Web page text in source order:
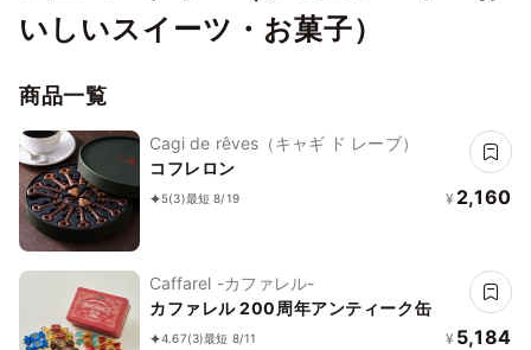
いしいスイーツ・お菓子）
商品一覧
Cagi de rêves（キャギ ド レーブ）
コフレロン
5(3)最短 8/19 ¥ 2,160
Caffarel -カファレル-
カファレル 200周年アンティーク缶
4.67(3)最短 8/11 ¥ 5,184